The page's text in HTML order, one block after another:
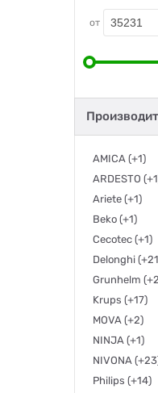
от
AMICA (+1)
ARDESTO
Ariete (+1)
Beko (+1)
Cecotec (+1)
Delonghi
Grunhelm
Krups (+17)
MOVA (+2)
NINJA (+1)
NIVONA
Philips (+14)